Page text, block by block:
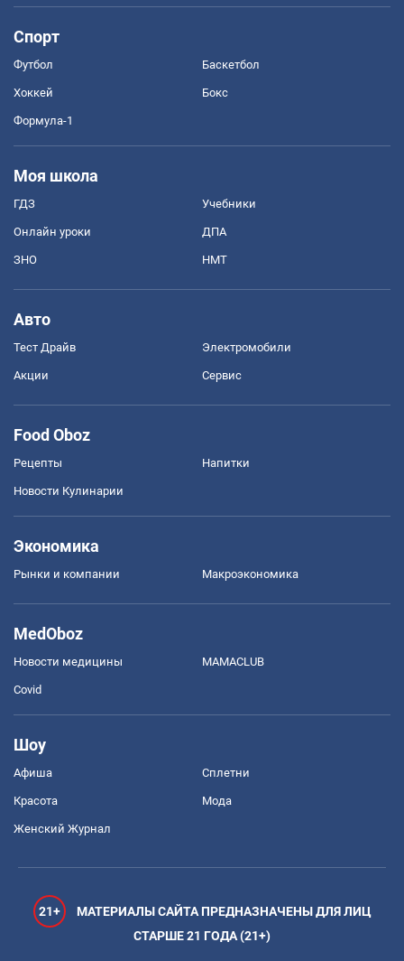
Спорт
Футбол Баскетбол
Хоккей Бокс
Формула-1
Моя школа
ГДЗ Учебники
Онлайн уроки ДПА
ЗНО НМТ
Авто
Тест Драйв Электромобили
Акции Сервис
Food Oboz
Рецепты Напитки
Новости Кулинарии
Экономика
Рынки и компании Mакроэкономика
MedOboz
Новости медицины MAMACLUB
Covid
Шоу
Афиша Сплетни
Красота Мода
Женский Журнал
21+
МАТЕРИАЛЫ САЙТА ПРЕДНАЗНАЧЕНЫ ДЛЯ ЛИЦ
СТАРШЕ 21 ГОДА (21+)